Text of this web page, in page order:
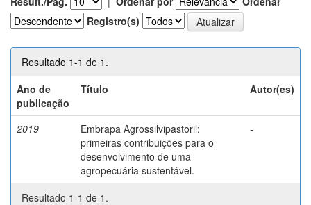
Registro(s)
Resultado 1-1 de 1.
Ano de
publicação
Título Autor(es)
2019
Embrapa Agrossilvipastoril:
primeiras contribuições para o
desenvolvimento de uma
agropecuária sustentável.
-
Resultado 1-1 de 1.